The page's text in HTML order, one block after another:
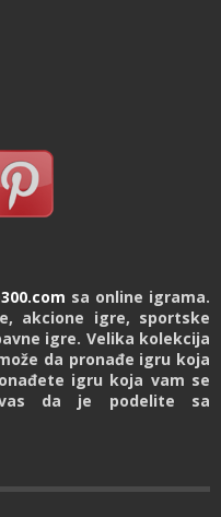
sa online igrama.
akcione igre, sportske
igre. Velika kolekcija
da pronađe igru koja
igru koja vam se
vas da je podelite sa